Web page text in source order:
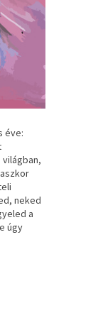
éve:
neked
a
úgy